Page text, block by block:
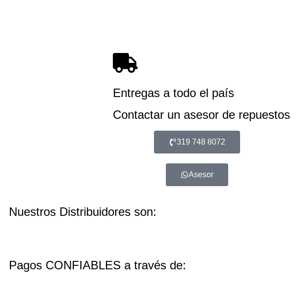
Entregas a todo el país
Contactar un asesor de repuestos
319 748 8072
Asesor
Nuestros Distribuidores son:
Pagos CONFIABLES a través de: